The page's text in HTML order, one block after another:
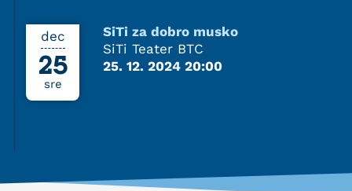
dec
25
sre
SiTi za dobro musko
SiTi Teater BTC
25. 12. 2024 20:00